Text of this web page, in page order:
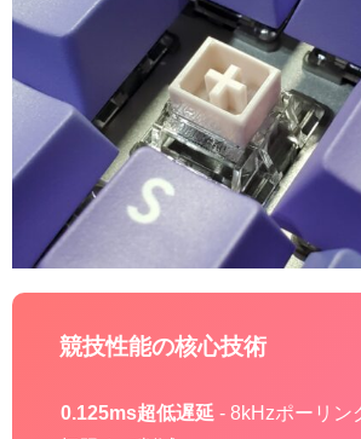
競技性能の核心技術
0.125ms超低遅延 - 8kHzポーリン